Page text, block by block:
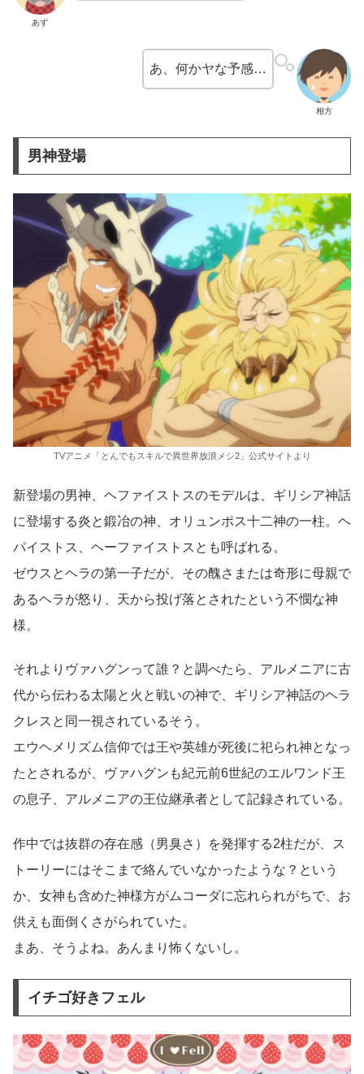
あず
相方
あ、何かヤな予感…
男神登場
TVアニメ「とんでもスキルで異世界放浪メシ2」公式サイトより
新登場の男神、ヘファイストスのモデルは、ギリシア神話
に登場する炎と鍛冶の神、オリュンポス十二神の一柱。ヘ
パイストス、ヘーファイストスとも呼ばれる。
ゼウスとヘラの第一子だが、その醜さまたは奇形に母親で
あるヘラが怒り、天から投げ落とされたという不憫な神
様。
それよりヴァハグンって誰？と調べたら、アルメニアに古
代から伝わる太陽と火と戦いの神で、ギリシア神話のヘラ
クレスと同一視されているそう。
エウヘメリズム信仰では王や英雄が死後に祀られ神となっ
たとされるが、ヴァハグンも紀元前6世紀のエルワンド王
の息子、アルメニアの王位継承者として記録されている。
作中では抜群の存在感（男臭さ）を発揮する2柱だが、ス
トーリーにはそこまで絡んでいなかったような？という
か、女神も含めた神様方がムコーダに忘れられがちで、お
供えも面倒くさがられていた。
まあ、そうよね。あんまり怖くないし。
イチゴ好きフェル